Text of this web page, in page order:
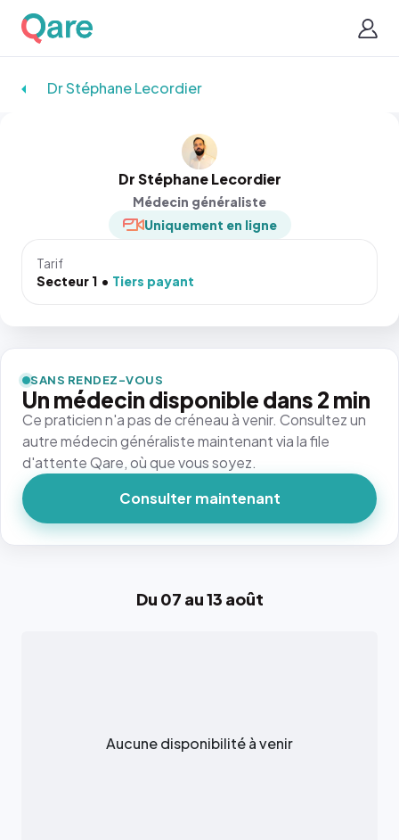
Dr Stéphane Lecordier
Dr Stéphane Lecordier
Médecin généraliste
Uniquement en ligne
Tarif
Secteur 1
Tiers payant
Du 07 au 13 août
Aucune disponibilité à venir
SANS RENDEZ-VOUS
Un médecin disponible dans 2 min
Ce praticien n'a pas de créneau à venir. Consultez un
autre médecin généraliste maintenant via la file
d'attente Qare, où que vous soyez.
Consulter maintenant